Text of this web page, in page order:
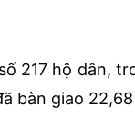
217 hộ dân,
bàn giao